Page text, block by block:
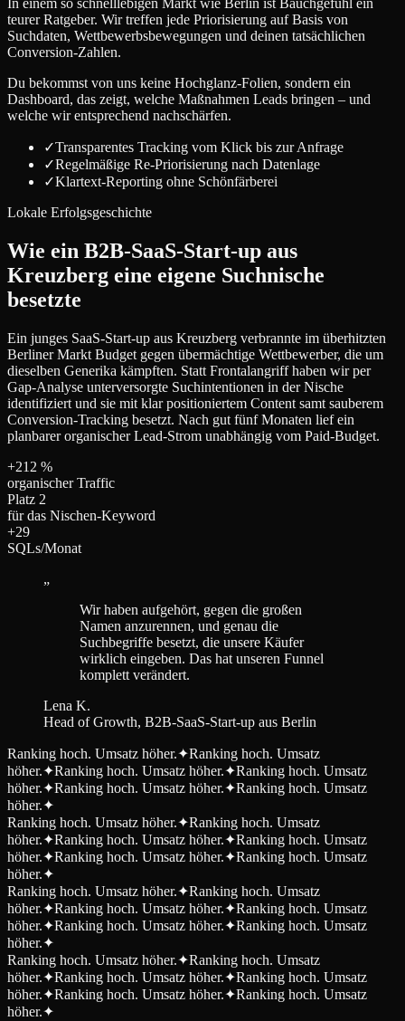
In einem so schnelllebigen Markt wie Berlin ist Bauchgefühl ein
teurer Ratgeber. Wir treffen jede Priorisierung auf Basis von
Suchdaten, Wettbewerbsbewegungen und deinen tatsächlichen
Conversion-Zahlen.
Du bekommst von uns keine Hochglanz-Folien, sondern ein
Dashboard, das zeigt, welche Maßnahmen Leads bringen – und
welche wir entsprechend nachschärfen.
✓Transparentes Tracking vom Klick bis zur Anfrage
✓Regelmäßige Re-Priorisierung nach Datenlage
✓Klartext-Reporting ohne Schönfärberei
Lokale Erfolgsgeschichte
Wie ein B2B-SaaS-Start-up aus
Kreuzberg eine eigene Suchnische
besetzte
Ein junges SaaS-Start-up aus Kreuzberg verbrannte im überhitzten
Berliner Markt Budget gegen übermächtige Wettbewerber, die um
dieselben Generika kämpften. Statt Frontalangriff haben wir per
Gap-Analyse unterversorgte Suchintentionen in der Nische
identifiziert und sie mit klar positioniertem Content samt sauberem
Conversion-Tracking besetzt. Nach gut fünf Monaten lief ein
planbarer organischer Lead-Strom unabhängig vom Paid-Budget.
+212 %
organischer Traffic
Platz 2
für das Nischen-Keyword
+29
SQLs/Monat
„
Wir haben aufgehört, gegen die großen
Namen anzurennen, und genau die
Suchbegriffe besetzt, die unsere Käufer
wirklich eingeben. Das hat unseren Funnel
komplett verändert.
Lena K.
Head of Growth, B2B-SaaS-Start-up aus Berlin
Ranking hoch. Umsatz höher.✦Ranking hoch. Umsatz
höher.✦Ranking hoch. Umsatz höher.✦Ranking hoch. Umsatz
höher.✦Ranking hoch. Umsatz höher.✦Ranking hoch. Umsatz
höher.✦
Ranking hoch. Umsatz höher.✦Ranking hoch. Umsatz
höher.✦Ranking hoch. Umsatz höher.✦Ranking hoch. Umsatz
höher.✦Ranking hoch. Umsatz höher.✦Ranking hoch. Umsatz
höher.✦
Ranking hoch. Umsatz höher.✦Ranking hoch. Umsatz
höher.✦Ranking hoch. Umsatz höher.✦Ranking hoch. Umsatz
höher.✦Ranking hoch. Umsatz höher.✦Ranking hoch. Umsatz
höher.✦
Ranking hoch. Umsatz höher.✦Ranking hoch. Umsatz
höher.✦Ranking hoch. Umsatz höher.✦Ranking hoch. Umsatz
höher.✦Ranking hoch. Umsatz höher.✦Ranking hoch. Umsatz
höher.✦